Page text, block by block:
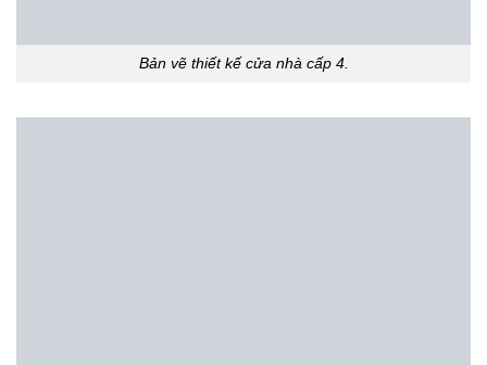
Bản vẽ thiết kế cửa nhà cấp 4.